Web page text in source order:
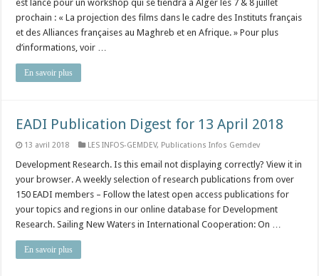
est lancé pour un workshop qui se tiendra à Alger les 7 & 8 juillet
prochain : « La projection des films dans le cadre des Instituts français
et des Alliances françaises au Maghreb et en Afrique. » Pour plus
d’informations, voir …
En savoir plus
EADI Publication Digest for 13 April 2018
13 avril 2018 LES INFOS-GEMDEV, Publications Infos Gemdev
Development Research. Is this email not displaying correctly? View it in
your browser. A weekly selection of research publications from over
150 EADI members – Follow the latest open access publications for
your topics and regions in our online database for Development
Research. Sailing New Waters in International Cooperation: On …
En savoir plus